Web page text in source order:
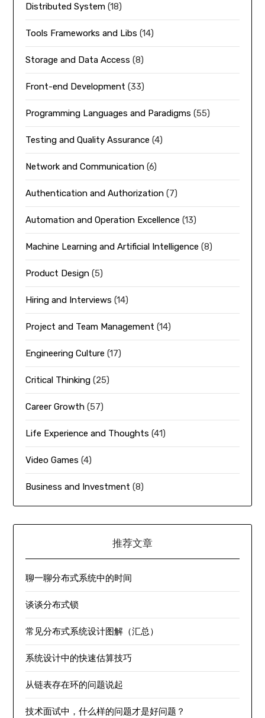
Distributed System (18)
Tools Frameworks and Libs (14)
Storage and Data Access (8)
Front-end Development (33)
Programming Languages and Paradigms (55)
Testing and Quality Assurance (4)
Network and Communication (6)
Authentication and Authorization (7)
Automation and Operation Excellence (13)
Machine Learning and Artificial Intelligence (8)
Product Design (5)
Hiring and Interviews (14)
Project and Team Management (14)
Engineering Culture (17)
Critical Thinking (25)
Career Growth (57)
Life Experience and Thoughts (41)
Video Games (4)
Business and Investment (8)
推荐文章
聊一聊分布式系统中的时间
谈谈分布式锁
常见分布式系统设计图解（汇总）
系统设计中的快速估算技巧
从链表存在环的问题说起
技术面试中，什么样的问题才是好问题？